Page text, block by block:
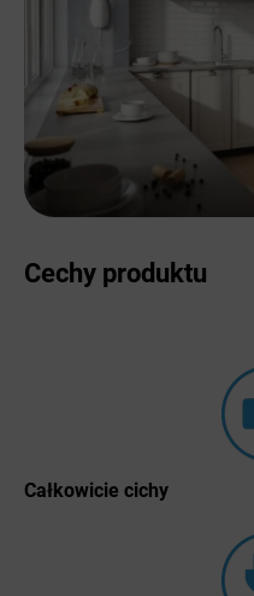
Cechy produktu
Całkowicie cichy